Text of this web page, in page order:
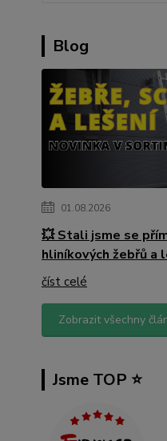
Blog
01.08.2026
💥 Stali jsme se
hliníkových žebřů a
číst celé
Zobrazit všechny
Jsme TOP ⭐️